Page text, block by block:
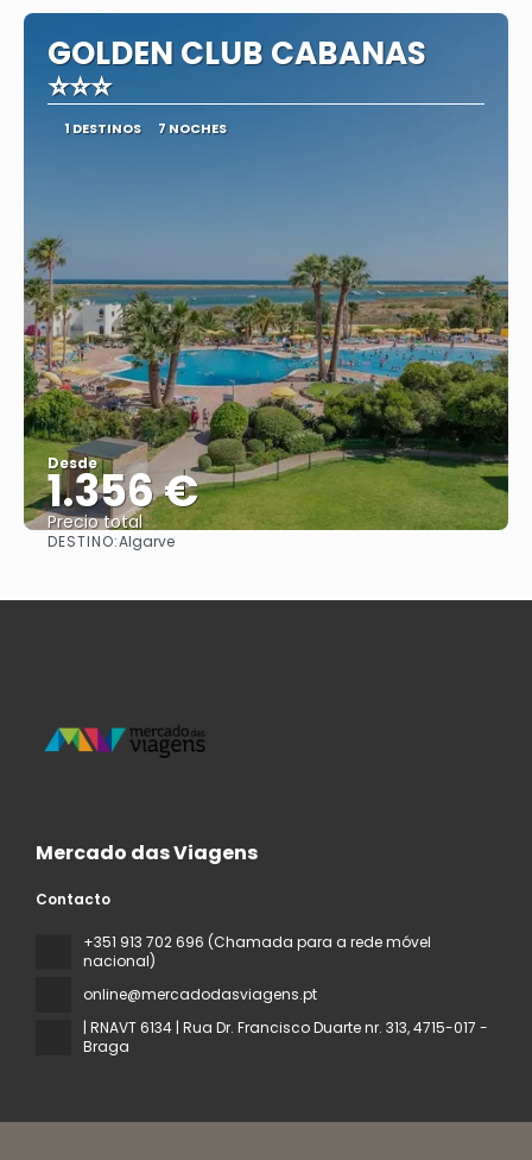
GOLDEN CLUB CABANAS
⭐⭐⭐
1 DESTINOS 7 NOCHES
Desde
1.356 €
Precio total
DESTINO:Algarve
Mercado das Viagens
Contacto
+351 913 702 696 (Chamada para a rede móvel
nacional)
online@mercadodasviagens.pt
| RNAVT 6134 | Rua Dr. Francisco Duarte nr. 313, 4715-017 -
Braga